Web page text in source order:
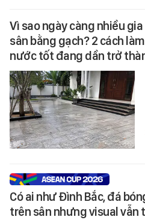
Vì sao ngày càng nhiều
sân bằng gạch? 2 cách
nước tốt đang dần trở
Có ai như Đình Bắc, đá
trên sân nhưng visual vẫn